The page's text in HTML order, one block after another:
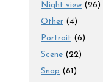
Night view (26)
Other (4)
Portrait (6)
Scene (22)
Snap (81)